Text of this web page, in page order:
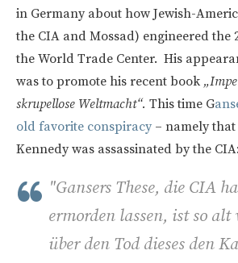
in Germany about how Jewish-
the CIA and Mossad) engineered the
the World Trade Center. His
was to promote his recent book
skrupellose Weltmacht“. This time G
old favorite conspiracy – namely that
Kennedy was assassinated by the CIA:
"Gansers These, die CIA
ermorden lassen, ist so alt
über den Tod dieses den